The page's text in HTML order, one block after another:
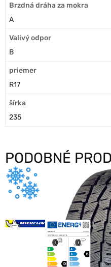
Brzdná dráha za mokra
A
Valivý odpor
B
priemer
R17
šírka
235
PODOBNÉ